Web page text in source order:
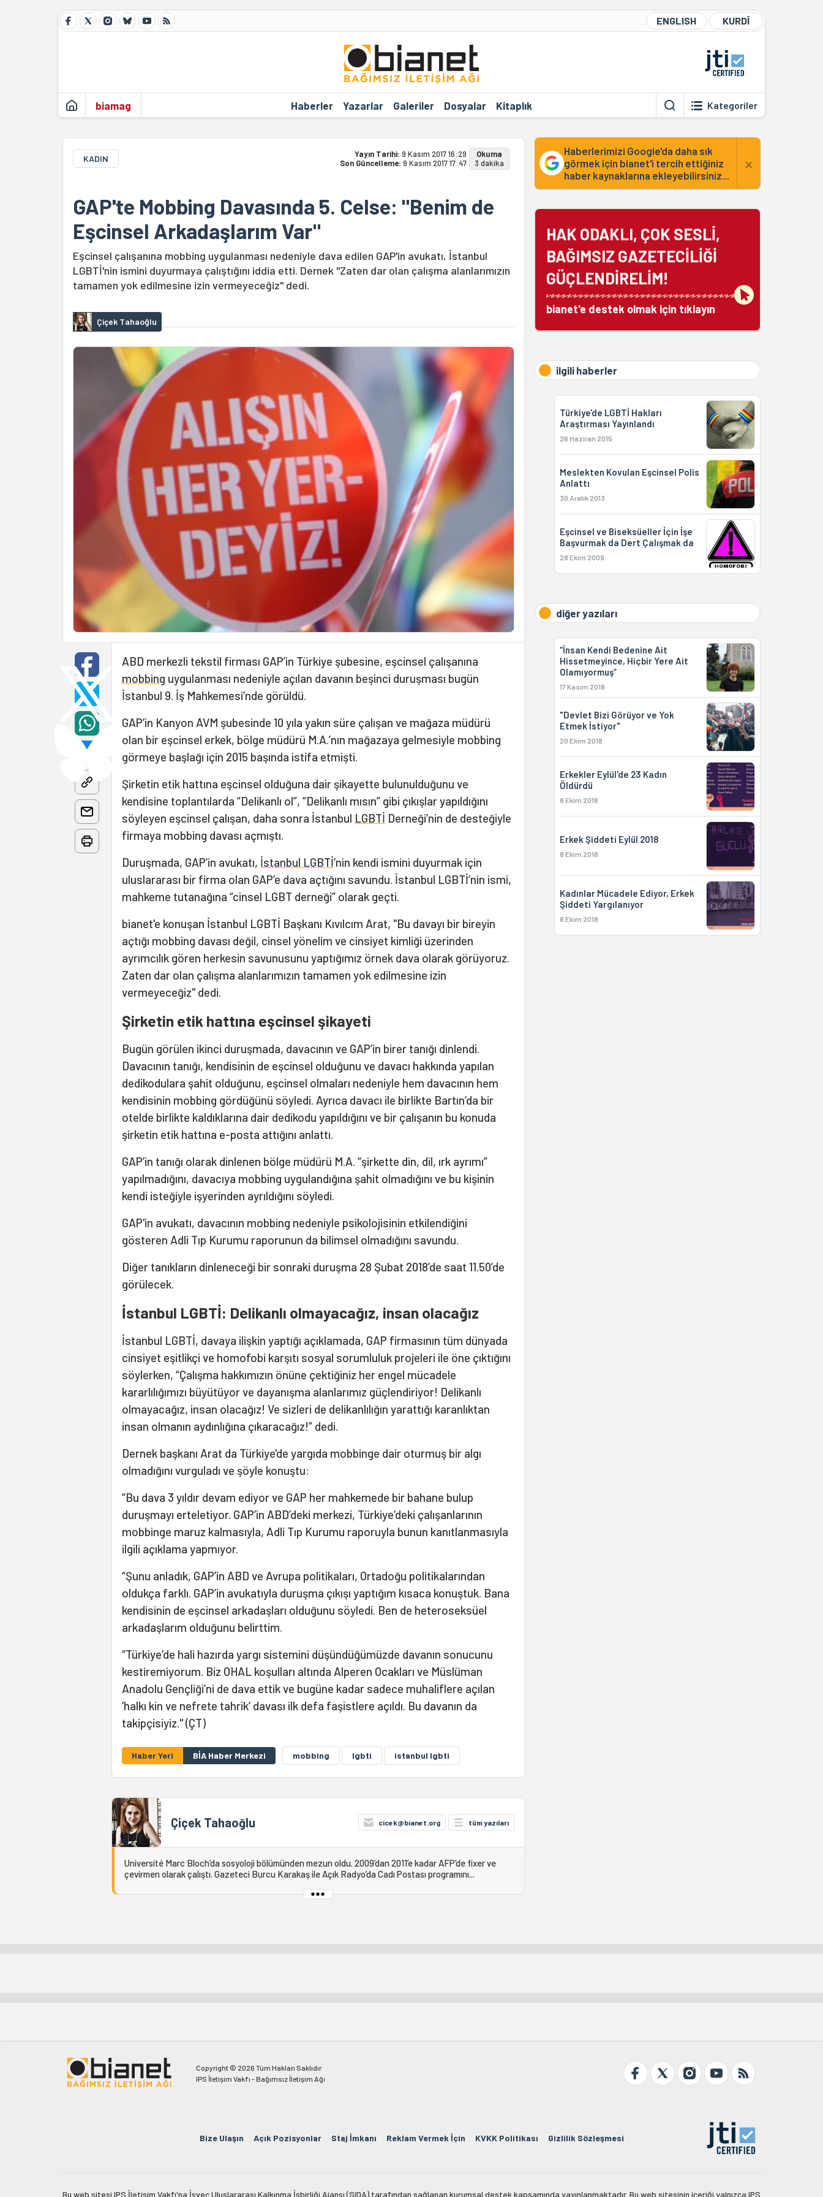
ENGLISH KURDÎ
biamag Haberler Yazarlar Galeriler Dosyalar Kitaplık Kategoriler
KADIN Yayın Tarihi: 9 Kasım 2017 16:29
Son Güncelleme: 9 Kasım 2017 17:47
Okuma
3 dakika
GAP'te Mobbing Davasında 5. Celse: "Benim de
Eşcinsel Arkadaşlarım Var"
Eşcinsel çalışanına mobbing uygulanması nedeniyle dava edilen GAP'in avukatı, İstanbul
LGBTİ'nin ismini duyurmaya çalıştığını iddia etti. Dernek "Zaten dar olan çalışma alanlarımızın
tamamen yok edilmesine izin vermeyeceğiz" dedi.
Çiçek Tahaoğlu
ABD merkezli tekstil firması GAP’in Türkiye şubesine, eşcinsel çalışanına
mobbing uygulanması nedeniyle açılan davanın beşinci duruşması bugün
İstanbul 9. İş Mahkemesi’nde görüldü.
GAP’in Kanyon AVM şubesinde 10 yıla yakın süre çalışan ve mağaza müdürü
olan bir eşcinsel erkek, bölge müdürü M.A.’nın mağazaya gelmesiyle mobbing
görmeye başlağı için 2015 başında istifa etmişti.
Şirketin etik hattına eşcinsel olduğuna dair şikayette bulunulduğunu ve
kendisine toplantılarda “Delikanlı ol”, “Delikanlı mısın” gibi çıkışlar yapıldığını
söyleyen eşcinsel çalışan, daha sonra İstanbul LGBTİ Derneği’nin de desteğiyle
firmaya mobbing davası açmıştı.
Duruşmada, GAP’in avukatı, İstanbul LGBTİ’nin kendi ismini duyurmak için
uluslararası bir firma olan GAP’e dava açtığını savundu. İstanbul LGBTİ’nin ismi,
mahkeme tutanağına “cinsel LGBT derneği” olarak geçti.
bianet'e konuşan İstanbul LGBTİ Başkanı Kıvılcım Arat, "Bu davayı bir bireyin
açtığı mobbing davası değil, cinsel yönelim ve cinsiyet kimliği üzerinden
ayrımcılık gören herkesin savunusunu yaptığımız örnek dava olarak görüyoruz.
Zaten dar olan çalışma alanlarımızın tamamen yok edilmesine izin
vermeyeceğiz" dedi.
Şirketin etik hattına eşcinsel şikayeti
Bugün görülen ikinci duruşmada, davacının ve GAP’in birer tanığı dinlendi.
Davacının tanığı, kendisinin de eşcinsel olduğunu ve davacı hakkında yapılan
dedikodulara şahit olduğunu, eşcinsel olmaları nedeniyle hem davacının hem
kendisinin mobbing gördüğünü söyledi. Ayrıca davacı ile birlikte Bartın’da bir
otelde birlikte kaldıklarına dair dedikodu yapıldığını ve bir çalışanın bu konuda
şirketin etik hattına e-posta attığını anlattı.
GAP’in tanığı olarak dinlenen bölge müdürü M.A. “şirkette din, dil, ırk ayrımı”
yapılmadığını, davacıya mobbing uygulandığına şahit olmadığını ve bu kişinin
kendi isteğiyle işyerinden ayrıldığını söyledi.
GAP'in avukatı, davacının mobbing nedeniyle psikolojisinin etkilendiğini
gösteren Adli Tıp Kurumu raporunun da bilimsel olmadığını savundu.
Diğer tanıkların dinleneceği bir sonraki duruşma 28 Şubat 2018’de saat 11.50’de
görülecek.
İstanbul LGBTİ: Delikanlı olmayacağız, insan olacağız
İstanbul LGBTİ, davaya ilişkin yaptığı açıklamada, GAP firmasının tüm dünyada
cinsiyet eşitlikçi ve homofobi karşıtı sosyal sorumluluk projeleri ile öne çıktığını
söylerken, “Çalışma hakkımızın önüne çektiğiniz her engel mücadele
kararlılığımızı büyütüyor ve dayanışma alanlarımız güçlendiriyor! Delikanlı
olmayacağız, insan olacağız! Ve sizleri de delikanlılığın yarattığı karanlıktan
insan olmanın aydınlığına çıkaracağız!” dedi.
Dernek başkanı Arat da Türkiye'de yargıda mobbinge dair oturmuş bir algı
olmadığını vurguladı ve şöyle konuştu:
“Bu dava 3 yıldır devam ediyor ve GAP her mahkemede bir bahane bulup
duruşmayı erteletiyor. GAP’in ABD’deki merkezi, Türkiye’deki çalışanlarının
mobbinge maruz kalmasıyla, Adli Tıp Kurumu raporuyla bunun kanıtlanmasıyla
ilgili açıklama yapmıyor.
“Şunu anladık, GAP’in ABD ve Avrupa politikaları, Ortadoğu politikalarından
oldukça farklı. GAP’in avukatıyla duruşma çıkışı yaptığım kısaca konuştuk. Bana
kendisinin de eşcinsel arkadaşları olduğunu söyledi. Ben de heteroseksüel
arkadaşlarım olduğunu belirttim.
“Türkiye’de hali hazırda yargı sistemini düşündüğümüzde davanın sonucunu
kestiremiyorum. Biz OHAL koşulları altında Alperen Ocakları ve Müslüman
Anadolu Gençliği’ni de dava ettik ve bugüne kadar sadece muhaliflere açılan
‘halkı kin ve nefrete tahrik’ davası ilk defa faşistlere açıldı. Bu davanın da
takipçisiyiz." (ÇT)
Haber Yeri BİA Haber Merkezi mobbing lgbti istanbul lgbti
Çiçek Tahaoğlu cicek@bianet.org tüm yazıları
Université Marc Bloch’da sosyoloji bölümünden mezun oldu. 2009’dan 2011’e kadar AFP’de fixer ve
çevirmen olarak çalıştı. Gazeteci Burcu Karakaş ile Açık Radyo’da Cadı Postası programını...
Haberlerimizi Google'da daha sık
görmek için bianet'i tercih ettiğiniz
haber kaynaklarına ekleyebilirsiniz...
×
HAK ODAKLI, ÇOK SESLİ,
BAĞIMSIZ GAZETECİLİĞİ
GÜÇLENDİRELİM!
bianet'e destek olmak için tıklayın
ilgili haberler
Türkiye'de LGBTİ Hakları
Araştırması Yayınlandı
26 Haziran 2015
Meslekten Kovulan Eşcinsel Polis
Anlattı
30 Aralık 2013
Eşcinsel ve Biseksüeller İçin İşe
Başvurmak da Dert Çalışmak da
28 Ekim 2009
diğer yazıları
“İnsan Kendi Bedenine Ait
Hissetmeyince, Hiçbir Yere Ait
Olamıyormuş”
17 Kasım 2018
"Devlet Bizi Görüyor ve Yok
Etmek İstiyor"
20 Ekim 2018
Erkekler Eylül'de 23 Kadın
Öldürdü
8 Ekim 2018
Erkek Şiddeti Eylül 2018
8 Ekim 2018
Kadınlar Mücadele Ediyor, Erkek
Şiddeti Yargılanıyor
8 Ekim 2018
Copyright © 2026 Tüm Hakları Saklıdır
IPS İletişim Vakfı - Bağımsız İletişim Ağı
Bize Ulaşın Açık Pozisyonlar Staj İmkanı Reklam Vermek İçin KVKK Politikası Gizlilik Sözleşmesi
Bu web sitesi IPS İletişim Vakfı'na İsveç Uluslararası Kalkınma İşbirliği Ajansı (SIDA) tarafından sağlanan kurumsal destek kapsamında yayınlanmaktadır. Bu web sitesinin içeriği yalnızca IPS